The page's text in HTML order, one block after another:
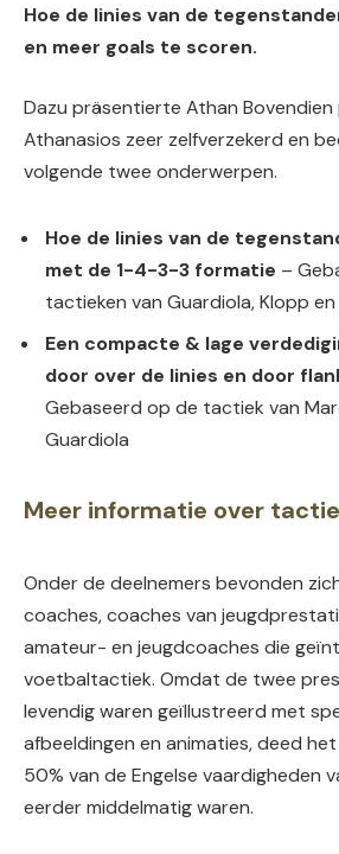
Hoe de linies van de
en meer goals te scoren.
Dazu präsentierte Athan
Athanasios zeer zelfverzekerd en
volgende twee onderwerpen.
Hoe de linies van de
met de 1-4-3-3 formatie –
tactieken van Guardiola, Klopp en
Een compacte & lage
door over de linies en door
Gebaseerd op de tactiek van
Guardiola
Meer informatie over
Onder de deelnemers bevonden
coaches, coaches van
amateur- en jeugdcoaches die
voetbaltactiek. Omdat de twee
levendig waren geïllustreerd met
afbeeldingen en animaties, deed
50% van de Engelse vaardigheden
eerder middelmatig waren.